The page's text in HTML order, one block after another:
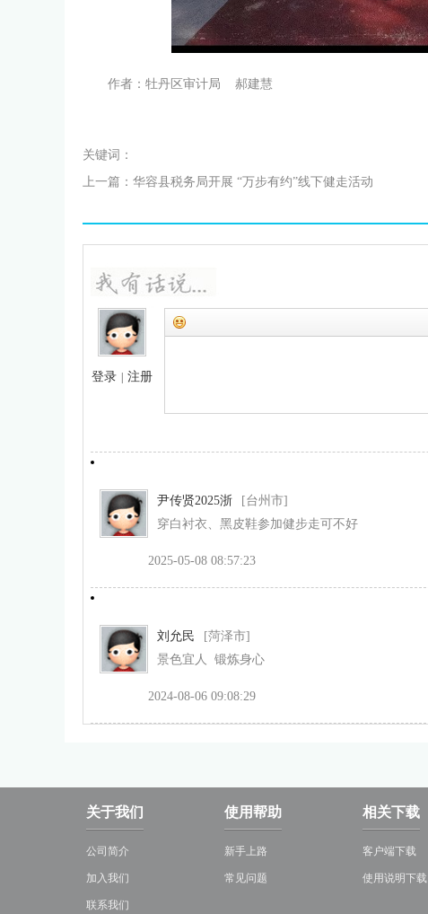
作者：牡丹区审计局 郝建慧
关键词：
上一篇： 华容县税务局开展 “万步有约”线下健走活动
登录 注册
尹传贤2025浙
[台州市]
穿白衬衣、黑皮鞋参加健步走可不好
2025-05-08 08:57:23
刘允民
[菏泽市]
景色宜人 锻炼身心
2024-08-06 09:08:29
关于我们
公司简介
加入我们
联系我们
使用帮助
新手上路
常见问题
相关下载
客户端下载
使用说明下载